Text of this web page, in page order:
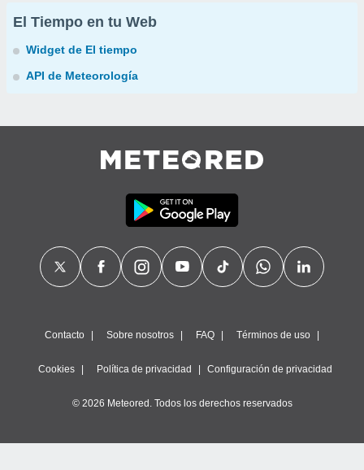
El Tiempo en tu Web
Widget de El tiempo
API de Meteorología
Contacto Sobre nosotros FAQ Términos de uso
Cookies Política de privacidad Configuración de privacidad
© 2026 Meteored. Todos los derechos reservados